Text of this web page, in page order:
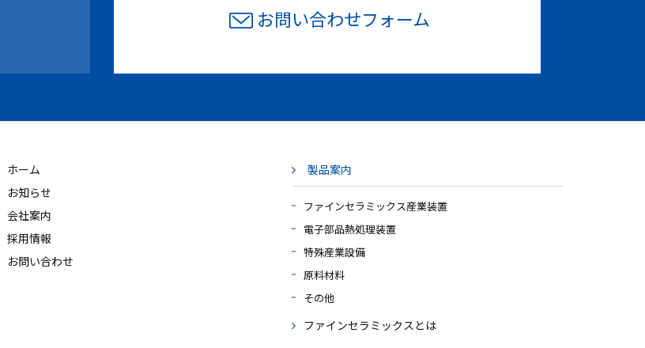
お問い合わせフォーム
ホーム
お知らせ
会社案内
採用情報
お問い合わせ
製品案内
ファインセラミックス産業装置
電子部品熱処理装置
特殊産業設備
原料材料
その他
ファインセラミックスとは